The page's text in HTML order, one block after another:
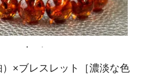
×ブレスレット［濃淡な色